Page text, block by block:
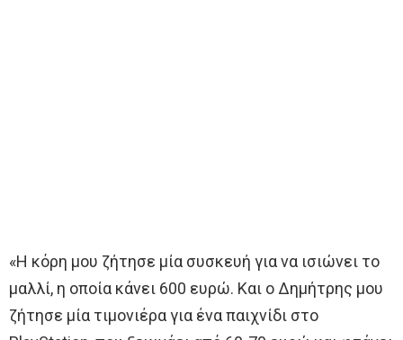
«Η κόρη μου ζήτησε μία συσκευή για να ισιώνει το
μαλλί, η οποία κάνει 600 ευρώ. Και ο Δημήτρης μου
ζήτησε μία τιμονιέρα για ένα παιχνίδι στο